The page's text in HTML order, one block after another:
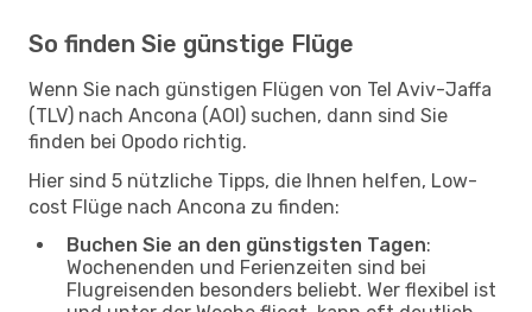
So finden Sie günstige Flüge
Wenn Sie nach günstigen Flügen von Tel Aviv-Jaffa
(TLV) nach Ancona (AOI) suchen, dann sind Sie
finden bei Opodo richtig.
Hier sind 5 nützliche Tipps, die Ihnen helfen, Low-
cost Flüge nach Ancona zu finden:
Buchen Sie an den günstigsten Tagen:
Wochenenden und Ferienzeiten sind bei
Flugreisenden besonders beliebt. Wer flexibel ist